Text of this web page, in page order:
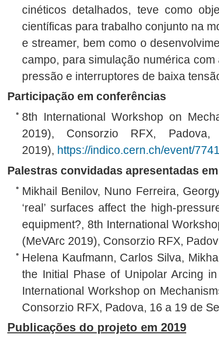
cinéticos detalhados, teve como
científicas para trabalho conjunto na
e streamer, bem como o
campo, para simulação numérica
pressão e interruptores de baixa
Participação em conferências
8th International Workshop on
2019), Consorzio RFX,
2019), https://indico.cern.ch/event/
Palestras convidadas apresentadas
Mikhail Benilov, Nuno Ferreira,
‘real’ surfaces affect the high-
equipment?, 8th International
(MeVArc 2019), Consorzio RFX,
Helena Kaufmann, Carlos Silva,
the Initial Phase of Unipolar Arcing
International Workshop on
Consorzio RFX, Padova, 16 a 19 de
Publicações do projeto em 2019